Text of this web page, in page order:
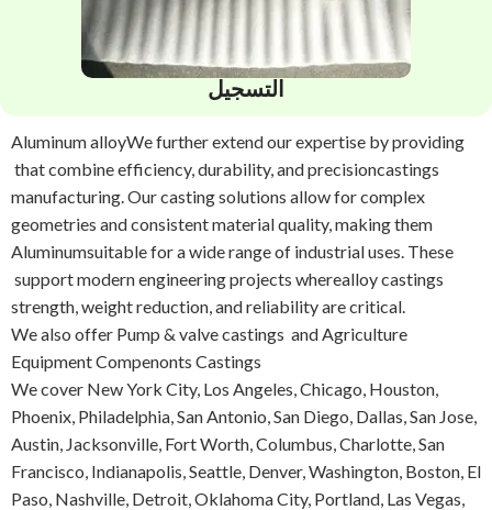
التسجيل
We further extend our expertise by providing
Aluminum alloy
castings
that combine efficiency, durability, and precision
manufacturing. Our casting solutions allow for complex
geometries and consistent material quality, making them
suitable for a wide range of industrial uses. These
Aluminum
alloy castings
support modern engineering projects where
strength, weight reduction, and reliability are critical.
We also offer Pump & valve castings andAgriculture
Equipment Compenonts Castings
We cover New York City, Los Angeles, Chicago, Houston,
Phoenix, Philadelphia, San Antonio, San Diego, Dallas, San Jose,
Austin, Jacksonville, Fort Worth, Columbus, Charlotte, San
Francisco, Indianapolis, Seattle, Denver, Washington, Boston, El
Paso, Nashville, Detroit, Oklahoma City, Portland, Las Vegas,